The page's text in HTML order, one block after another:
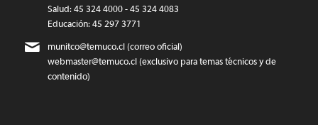
Salud: 45 324 4000 - 45 324 4083
Educación: 45 297 3771
munitco@temuco.cl(correo oficial)
webmaster@temuco.cl(exclusivo para temas técnicos y de
contenido)